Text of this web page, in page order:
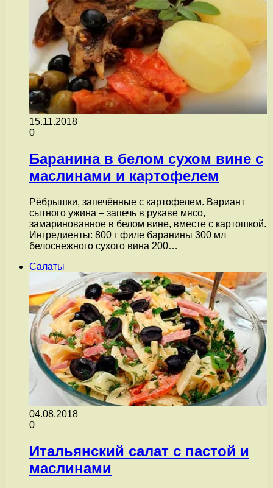
15.11.2018
0
Баранина в белом сухом вине с
маслинами и картофелем
Рёбрышки, запечённые с картофелем. Вариант
сытного ужина – запечь в рукаве мясо,
замаринованное в белом вине, вместе с картошкой.
Ингредиенты: 800 г филе баранины 300 мл
белоснежного сухого вина 200…
Салаты
04.08.2018
0
Итальянский салат с пастой и
маслинами